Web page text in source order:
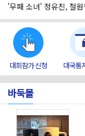
'무패 소녀' 정유진, 철
대회참가 신청 대국통
바둑몰